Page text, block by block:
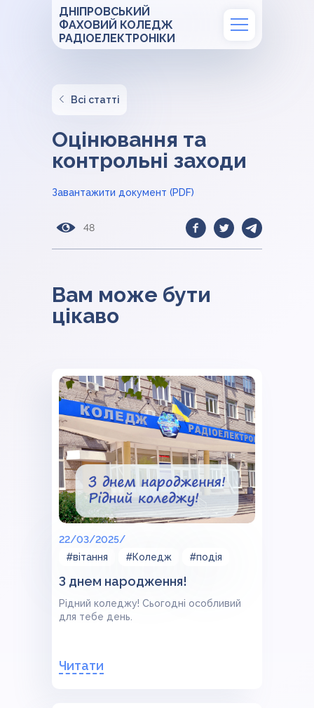
ДНІПРОВСЬКИЙ
ФАХОВИЙ КОЛЕДЖ
РАДІОЕЛЕКТРОНІКИ
Всі статті
Оцінювання та
контрольні заходи
Завантажити документ (PDF)
48
Вам може бути
цікаво
22/03/2025/
#вітання
#Коледж #подія
З днем народження!
Рідний коледжу! Сьогодні особливий
для тебе день.
Читати